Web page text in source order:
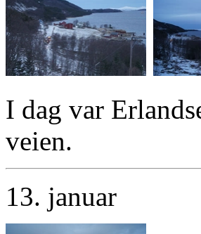
I dag var
veien.
13. januar